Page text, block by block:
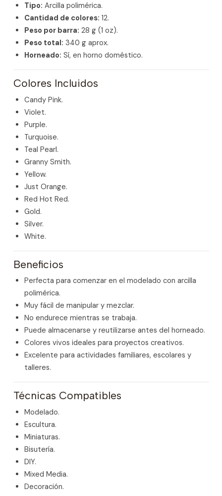
Tipo: Arcilla polimérica.
Cantidad de colores: 12.
Peso por barra: 28 g (1 oz).
Peso total: 340 g aprox.
Horneado: Sí, en horno doméstico.
Colores Incluidos
Candy Pink.
Violet.
Purple.
Turquoise.
Teal Pearl.
Granny Smith.
Yellow.
Just Orange.
Red Hot Red.
Gold.
Silver.
White.
Beneficios
Perfecta para comenzar en el modelado con arcilla
polimérica.
Muy fácil de manipular y mezclar.
No endurece mientras se trabaja.
Puede almacenarse y reutilizarse antes del horneado.
Colores vivos ideales para proyectos creativos.
Excelente para actividades familiares, escolares y
talleres.
Técnicas Compatibles
Modelado.
Escultura.
Miniaturas.
Bisutería.
DIY.
Mixed Media.
Decoración.